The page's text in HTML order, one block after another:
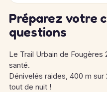
Préparez votre
questions
Le Trail Urbain de
santé.
Dénivelés raides, 400 m
tout de nuit !